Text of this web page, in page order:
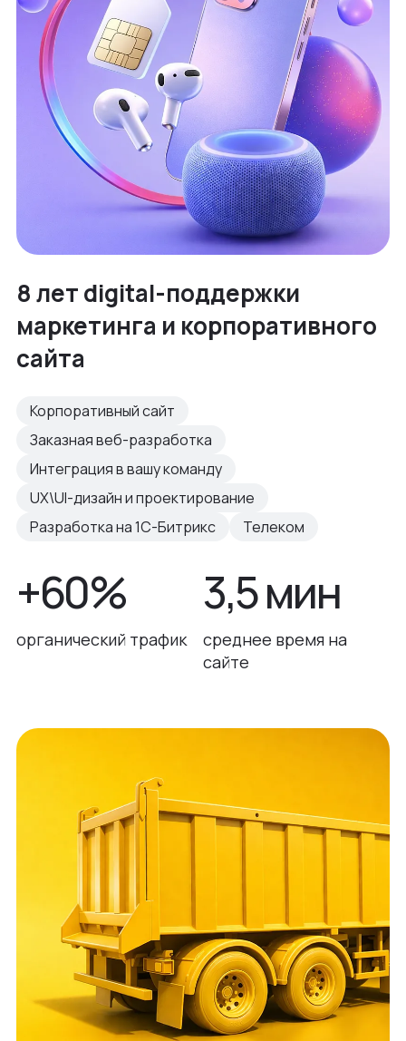
8 лет digital-поддержки
маркетинга и корпоративного
сайта
Корпоративный сайт
Заказная веб-разработка
Интеграция в вашу команду
UX\UI-дизайн и проектирование
Разработка на 1С-Битрикс
Телеком
+60%
органический трафик
3,5 мин
среднее время на
сайте